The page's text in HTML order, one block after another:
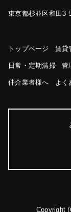
東京都杉並区和田3-
トップページ 賃貸
日常・定期清掃 管
仲介業者様へ よく
Copyright